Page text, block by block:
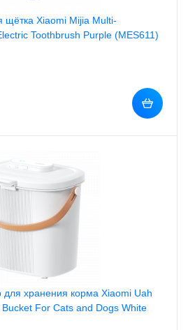
щётка Xiaomi Mijia Multi-
Toothbrush Purple (MES611)
для хранения корма Xiaomi Uah
For Cats and Dogs White